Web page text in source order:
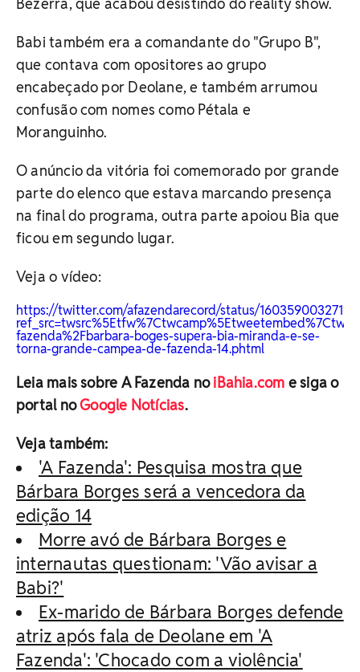
Babi também era a comandante do "Grupo B",
que contava com opositores ao grupo
encabeçado por Deolane, e também arrumou
confusão com nomes como Pétala e
Moranguinho.
O anúncio da vitória foi comemorado por grande
parte do elenco que estava marcando presença
na final do programa, outra parte apoiou Bia que
ficou em segundo lugar.
Veja o vídeo:
https://twitter.com/afazendarecord/status/
fazenda%2Fbarbara-boges-supera-bia-miranda-e-se-
torna-grande-campea-de-fazenda-14.phtml
Leia mais sobre A Fazenda noiBahia.com e siga o
portal noGoogle Notícias.
Veja também:
'A Fazenda': Pesquisa mostra que
Bárbara Borges será a vencedora da
edição 14
Morre avó de Bárbara Borges e
internautas questionam: 'Vão avisar a
Babi?'
Ex-marido de Bárbara Borges defende
atriz após fala de Deolane em 'A
Fazenda': 'Chocado com a violência'